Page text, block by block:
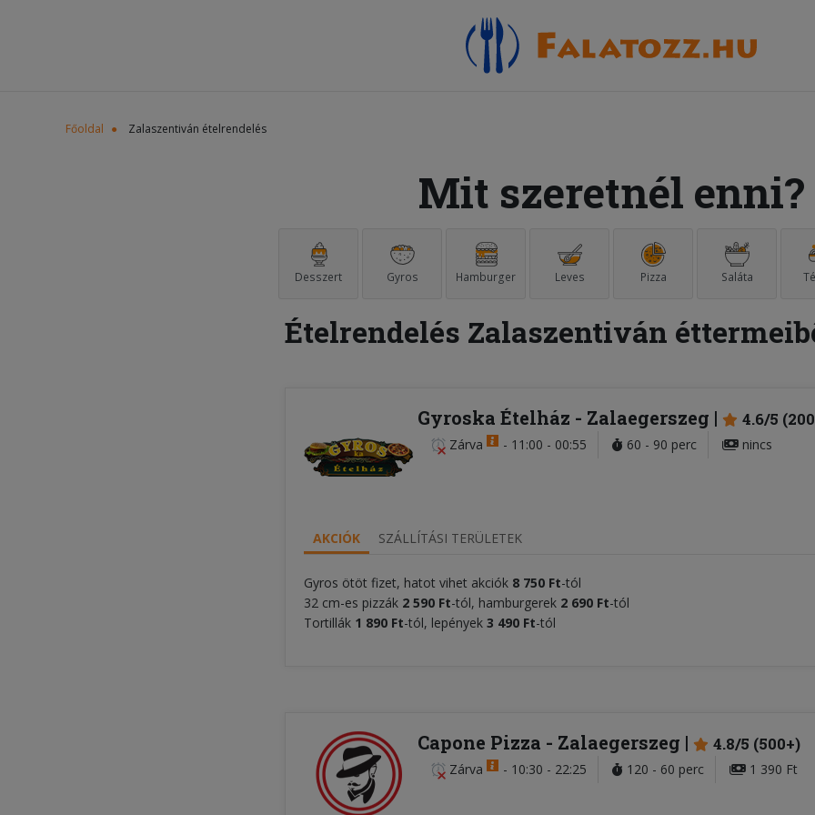
Főoldal Zalaszentiván ételrendelés
Mit szeretnél enni?
Desszert Gyros Hamburger Leves Pizza Saláta
Ételrendelés Zalaszentiván
Gyroska Ételház - Zalaegerszeg 4.6/5
Zárva - 11:00 - 00:55 60 - 90 perc nincs
AKCIÓK SZÁLLÍTÁSI TERÜLETEK
Gyros ötöt fizet, hatot vihet akciók 8 750 Ft-tól
32 cm-es pizzák 2 590 Ft-tól, hamburgerek 2 690 Ft-tól
Tortillák 1 890 Ft-tól, lepények 3 490 Ft-tól
Capone Pizza - Zalaegerszeg 4.8/5 (500+)
Zárva - 10:30 - 22:25 120 - 60 perc 1 390 Ft